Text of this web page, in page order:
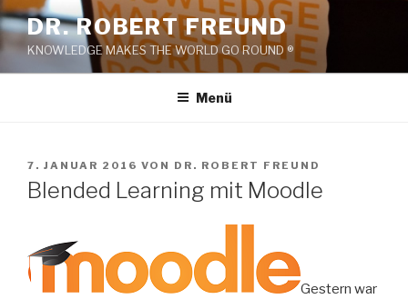
Zum
Inhalt
springen
DR. ROBERT FREUND
KNOWLEDGE MAKES THE WORLD GO ROUND ®
Menü
VERÖFFENTLICHT
AM
7. JANUAR 2016 VON DR. ROBERT FREUND
Blended Learning mit Moodle
Gestern war